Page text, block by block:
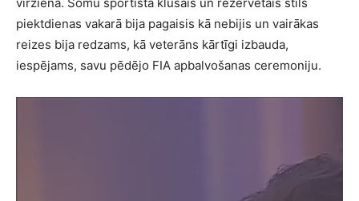
virzienā. Somu sportista klusais un rezervētais stils
piektdienas vakarā bija pagaisis kā nebijis un vairākas
reizes bija redzams, kā veterāns kārtīgi izbauda,
iespējams, savu pēdējo FIA apbalvošanas ceremoniju.